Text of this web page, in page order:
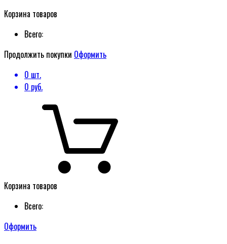
Корзина товаров
Всего:
Продолжить покупки Оформить
0 шт.
0 руб.
Корзина товаров
Всего:
Оформить